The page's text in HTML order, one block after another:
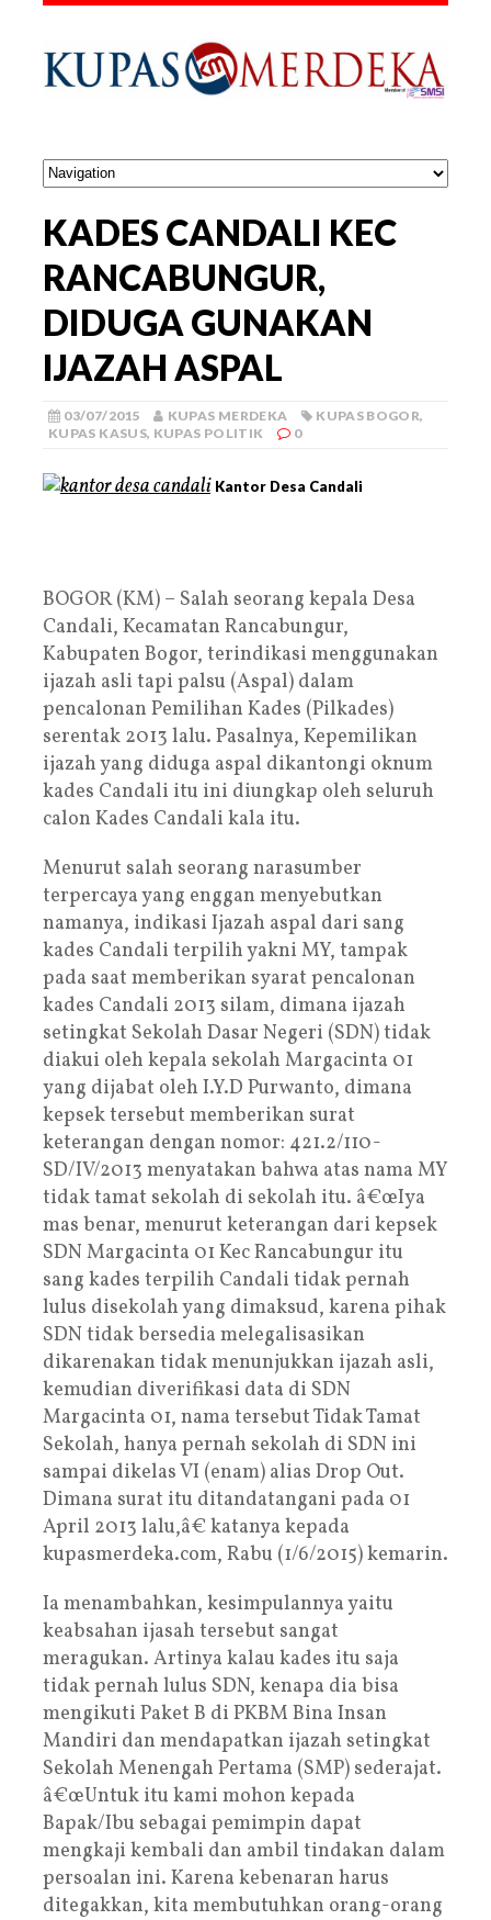
KADES CANDALI KEC
RANCABUNGUR,
DIDUGA GUNAKAN
IJAZAH ASPAL
03/07/2015 KUPAS MERDEKA KUPAS BOGOR,
KUPAS KASUS, KUPAS POLITIK 0
Kantor Desa Candali
BOGOR (KM) – Salah seorang kepala Desa
Candali, Kecamatan Rancabungur,
Kabupaten Bogor, terindikasi menggunakan
ijazah asli tapi palsu (Aspal) dalam
pencalonan Pemilihan Kades (Pilkades)
serentak 2013 lalu. Pasalnya, Kepemilikan
ijazah yang diduga aspal dikantongi oknum
kades Candali itu ini diungkap oleh seluruh
calon Kades Candali kala itu.
Menurut salah seorang narasumber
terpercaya yang enggan menyebutkan
namanya, indikasi Ijazah aspal dari sang
kades Candali terpilih yakni MY, tampak
pada saat memberikan syarat pencalonan
kades Candali 2013 silam, dimana ijazah
setingkat Sekolah Dasar Negeri (SDN) tidak
diakui oleh kepala sekolah Margacinta 01
yang dijabat oleh I.Y.D Purwanto, dimana
kepsek tersebut memberikan surat
keterangan dengan nomor: 421.2/110-
SD/IV/2013 menyatakan bahwa atas nama MY
tidak tamat sekolah di sekolah itu. â€œIya
mas benar, menurut keterangan dari kepsek
SDN Margacinta 01 Kec Rancabungur itu
sang kades terpilih Candali tidak pernah
lulus disekolah yang dimaksud, karena pihak
SDN tidak bersedia melegalisasikan
dikarenakan tidak menunjukkan ijazah asli,
kemudian diverifikasi data di SDN
Margacinta 01, nama tersebut Tidak Tamat
Sekolah, hanya pernah sekolah di SDN ini
sampai dikelas VI (enam) alias Drop Out.
Dimana surat itu ditandatangani pada 01
April 2013 lalu,â€ katanya kepada
kupasmerdeka.com, Rabu (1/6/2015) kemarin.
Ia menambahkan, kesimpulannya yaitu
keabsahan ijasah tersebut sangat
meragukan. Artinya kalau kades itu saja
tidak pernah lulus SDN, kenapa dia bisa
mengikuti Paket B di PKBM Bina Insan
Mandiri dan mendapatkan ijazah setingkat
Sekolah Menengah Pertama (SMP) sederajat.
â€œUntuk itu kami mohon kepada
Bapak/Ibu sebagai pemimpin dapat
mengkaji kembali dan ambil tindakan dalam
persoalan ini. Karena kebenaran harus
ditegakkan, kita membutuhkan orang-orang